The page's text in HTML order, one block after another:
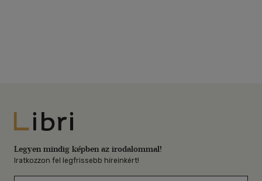
Libri
Legyen mindig képben az irodalommal!
Iratkozzon fel legfrissebb híreinkért!